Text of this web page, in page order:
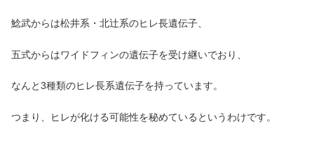
鯰武からは松井系・北辻系のヒレ長遺伝子、
五式からはワイドフィンの遺伝子を受け継いでおり、
なんと3種類のヒレ長系遺伝子を持っています。
つまり、ヒレが化ける可能性を秘めているというわけです。